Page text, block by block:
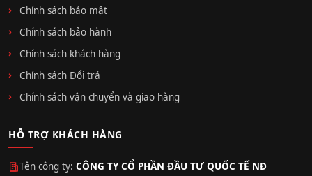
Chính sách bảo mật
Chính sách bảo hành
Chính sách khách hàng
Chính sách Đổi trả
Chính sách vận chuyển và giao hàng
HỖ TRỢ KHÁCH HÀNG
Tên công ty: CÔNG TY CỔ PHẦN ĐẦU TƯ QUỐC TẾ NĐ